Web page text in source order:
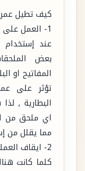
كيف تطيل عمر
1- العمل على إزالة الملحقات الغير مستعملة .
عند إستخدام
بعض
المفاتيح او
تؤثر على
البطارية ,
اي ملحق من
مما يقلل من
2- ايقاف العمليات و التطبيقات الغير ضرورية .
كلما كانت